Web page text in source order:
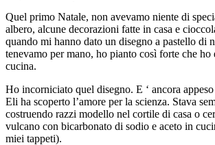
Quel primo Natale, non avevamo niente di
albero, alcune decorazioni fatte in casa e
quando mi hanno dato un disegno a pastello di
tenevamo per mano, ho pianto così forte che ho
cucina.
Ho incorniciato quel disegno. E ‘ ancora
Eli ha scoperto l’amore per la scienza. Stava
costruendo razzi modello nel cortile di casa o
vulcano con bicarbonato di sodio e aceto in
miei tappeti).